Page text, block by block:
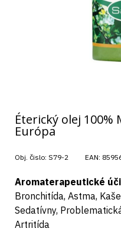
Éterický olej 100%
Európa
Obj. čislo: S79-2 EAN:
Aromaterapeutické
Bronchitída, Astma,
Sedatívny,
Artritída